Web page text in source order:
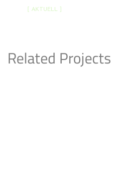
[ AKTUELL ]
Related Projects
Skatepark,